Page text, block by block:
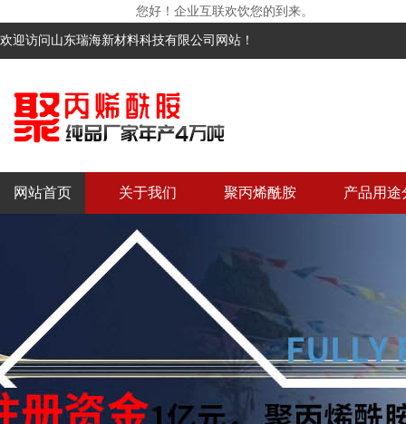
您好！企业互联欢饮您的到来。
欢迎访问山东瑞海新材料科技有限公司网站！
网站首页 关于我们 聚丙烯酰胺 产品用途